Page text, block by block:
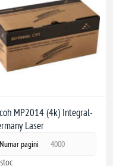
MP2014 (4k) Integral-
Laser
Numar pagini 4000